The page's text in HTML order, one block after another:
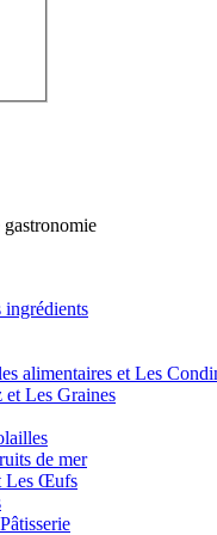
ingrédients
alimentaires et Les
et Les Graines
de mer
Les Œufs